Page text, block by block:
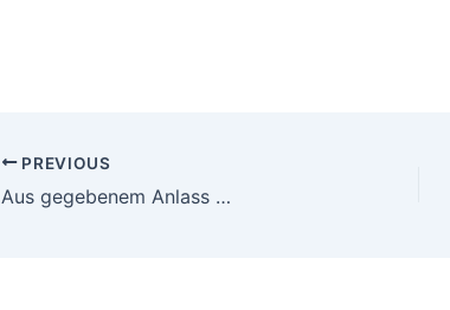
PREVIOUS
Aus gegebenem Anlass …